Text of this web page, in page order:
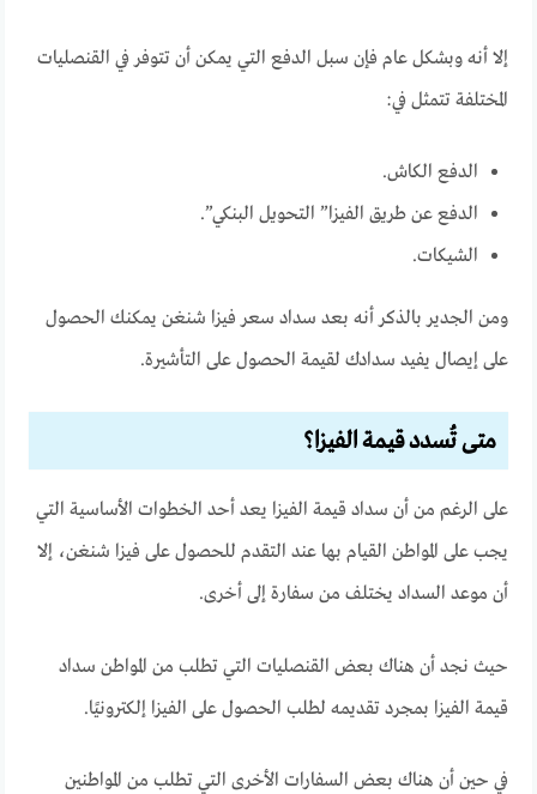
إلا أنه وبشكل عام فإن سبل الدفع التي يمكن أن تتوفر في القنصليات
المختلفة تتمثل في:
الدفع الكاش.
الدفع عن طريق الفيزا” التحويل البنكي”.
الشيكات.
ومن الجدير بالذكر أنه بعد سداد سعر فيزا شنغن يمكنك الحصول
على إيصال يفيد سدادك لقيمة الحصول على التأشيرة.
متى تُسدد قيمة الفيزا؟
على الرغم من أن سداد قيمة الفيزا يعد أحد الخطوات الأساسية التي
يجب على المواطن القيام بها عند التقدم للحصول على فيزا شنغن، إلا
أن موعد السداد يختلف من سفارة إلى أخرى.
حيث نجد أن هناك بعض القنصليات التي تطلب من المواطن سداد
قيمة الفيزا بمجرد تقديمه لطلب الحصول على الفيزا إلكترونيًا.
في حين أن هناك بعض السفارات الأخرى التي تطلب من المواطنين